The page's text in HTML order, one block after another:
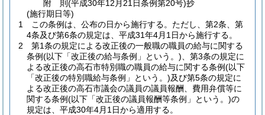
附 則(平成30年12月21日条例第20号)抄
(施行期日等)
1
この条例は、公布の日から施行する。 ただし、第2条、第
4条及び第6条の規定は、平成31年4月1日から施行する。
2
第1条の規定による改正後の一般職の職員の給与に関する
条例(以下「改正後の給与条例」という。) 、第3条の規定に
よる改正後の高石市特別職の職員の給与に関する条例(以下
「改正後の特別職給与条例」という。)及び第5条の規定に
よる改正後の高石市議会の議員の議員報酬、費用弁償等に
関する条例(以下「改正後の議員報酬等条例」という。)の
規定は、平成30年4月1日から適用する。